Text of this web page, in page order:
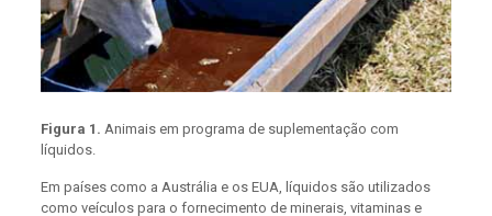
Figura 1. Animais em programa de suplementação com
líquidos.
Em países como a Austrália e os EUA, líquidos são utilizados
como veículos para o fornecimento de minerais, vitaminas e